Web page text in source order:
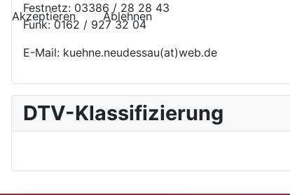
Festnetz: 03386 / 28 28 43
Funk: 0162 / 927 32 04
E-Mail: kuehne.neudessau(at)web.de
DTV-Klassifizierung
Akzeptieren
Ablehnen